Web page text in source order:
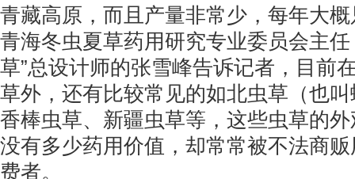
青藏高原，而且产量非常少，每年大
青海冬虫夏草药用研究专业委员会主
草”总设计师的张雪峰告诉记者，目前
草外，还有比较常见的如北虫草（也
香棒虫草、新疆虫草等，这些虫草的
没有多少药用价值，却常常被不法商
费者。